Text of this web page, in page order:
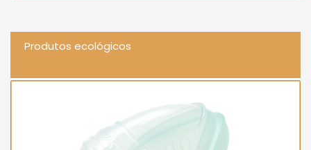
Produtos ecológicos